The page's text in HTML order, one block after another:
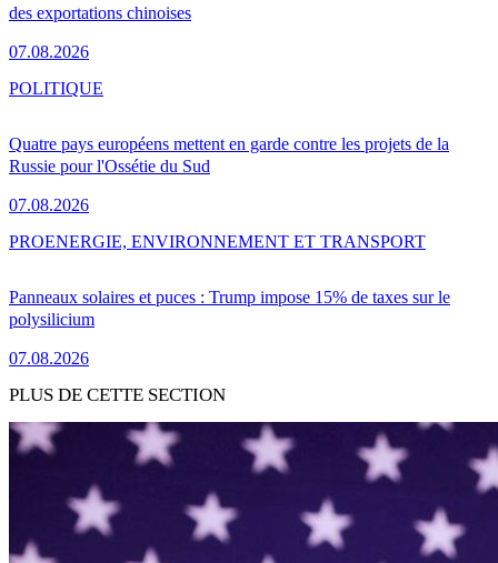
des exportations chinoises
07.08.2026
Quatre pays européens mettent en garde contre les projets de la
Russie pour l'Ossétie du Sud
07.08.2026
POLITIQUE
Panneaux solaires et puces : Trump impose 15% de taxes sur le
polysilicium
07.08.2026
PROENERGIE, ENVIRONNEMENT ET TRANSPORT
PLUS DE CETTE SECTION